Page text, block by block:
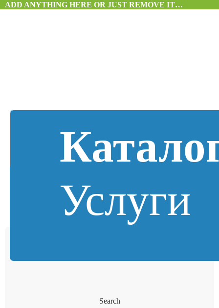
ADD ANYTHING HERE OR JUST REMOVE IT…
Услуги
Search